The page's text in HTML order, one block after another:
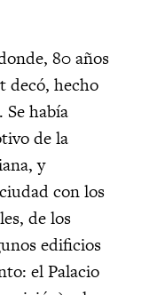
80 años
decó, hecho
Se había
de la
y
con los
de los
edificios
el Palacio